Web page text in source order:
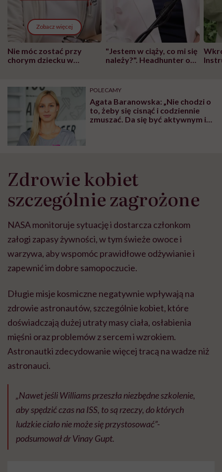
Zobacz więcej
Nie móc zostać przy
chorym dziecku w
może chyba tylko
głupota i brak
wyobraźni"
"Jestem w ciąży, co mi się
należy?". Headhunter o
pracy
POLECAMY
Agata Baranowska: „Nie chodzi o
to, żeby się cisnąć i codziennie
zmuszać. Da się być aktywnym i
Zdrowie kobiet
szczególnie zagrożone
NASA monitoruje sytuację i dostarcza członkom
załogi zapasy żywności, w tym świeże owoce i
warzywa, aby wspomóc prawidłowe odżywianie i
zapewnić im dobre samopoczucie.
Długie misje kosmiczne negatywnie wpływają na
zdrowie astronautów, szczególnie kobiet, które
doświadczają dużej utraty masy ciała, osłabienia
mięśni oraz problemów z sercem i wzrokiem.
Astronautki zdecydowanie więcej tracą na wadze niż
astronauci.
„Nawet jeśli Williams przeszła niezbędne szkolenie,
aby spędzić czas na ISS, to są rzeczy, do których
ludzkie ciało nie może się przystosować”-
podsumował dr Vinay Gupt.